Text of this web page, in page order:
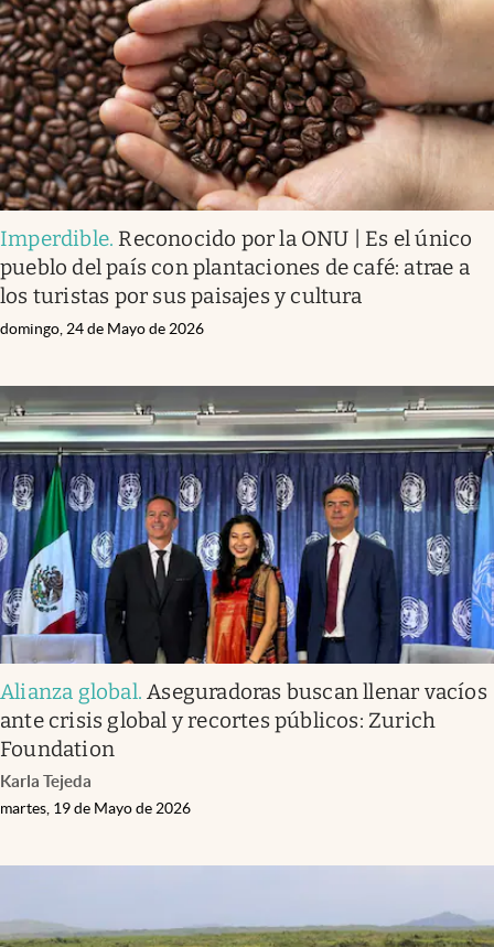
Imperdible. Reconocido por la ONU | Es el único
pueblo del país con plantaciones de café: atrae a
los turistas por sus paisajes y cultura
domingo, 24 de Mayo de 2026
Alianza global.Aseguradoras buscan llenar vacíos
ante crisis global y recortes públicos: Zurich
Foundation
Karla Tejeda
martes, 19 de Mayo de 2026